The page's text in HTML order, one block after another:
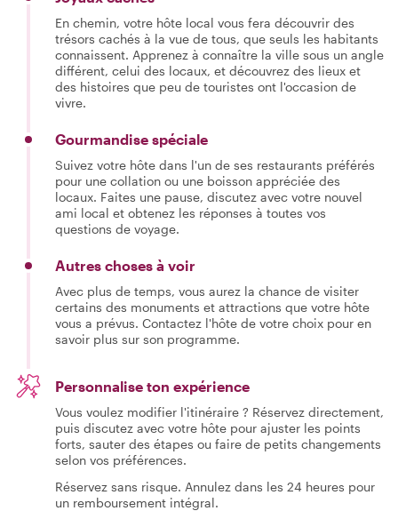
En chemin, votre hôte local vous fera découvrir des
trésors cachés à la vue de tous, que seuls les habitants
connaissent. Apprenez à connaître la ville sous un angle
différent, celui des locaux, et découvrez des lieux et
des histoires que peu de touristes ont l'occasion de
vivre.
Gourmandise spéciale
Suivez votre hôte dans l'un de ses restaurants préférés
pour une collation ou une boisson appréciée des
locaux. Faites une pause, discutez avec votre nouvel
ami local et obtenez les réponses à toutes vos
questions de voyage.
Autres choses à voir
Avec plus de temps, vous aurez la chance de visiter
certains des monuments et attractions que votre hôte
vous a prévus. Contactez l'hôte de votre choix pour en
savoir plus sur son programme.
Personnalise ton expérience
Vous voulez modifier l'itinéraire ? Réservez directement,
puis discutez avec votre hôte pour ajuster les points
forts, sauter des étapes ou faire de petits changements
selon vos préférences.
Réservez sans risque. Annulez dans les 24 heures pour
un remboursement intégral.